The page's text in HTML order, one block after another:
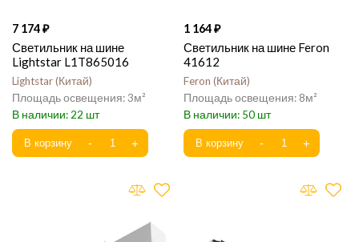
7 174
Светильник на шине
Lightstar L1T865016
Lightstar Китай
3
22
1 164
Светильник на шине Feron
41612
Feron Китай
8
50